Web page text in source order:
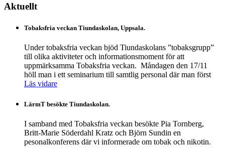
Aktuellt
Tobaksfria veckan Tiundaskolan, Uppsala.
Under tobaksfria veckan bjöd Tiundaskolans ”tobaksgrupp”
till olika aktiviteter och informationsmoment för att
uppmärksamma Tobaksfria veckan. Måndagen den 17/11
höll man i ett seminarium till samtlig personal där man först
Läs vidare
LärmT besökte Tiundaskolan.
I samband med Tobaksfria veckan besökte Pia Tornberg,
Britt-Marie Söderdahl Kratz och Björn Sundin en
pesonalkonferens där vi informerade om tobak och nikotin.